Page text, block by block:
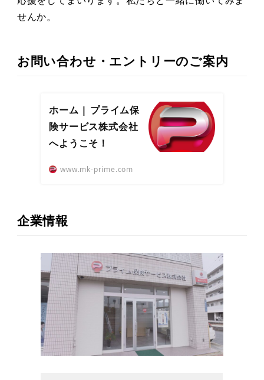
せんか。
お問い合わせ・エントリーのご案内
ホーム | プライム保
険サービス株式会社
へようこそ！
www.mk-prime.com
企業情報